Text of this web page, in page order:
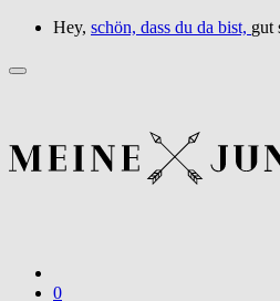
Hey, schön, dass du da bist, gut
0